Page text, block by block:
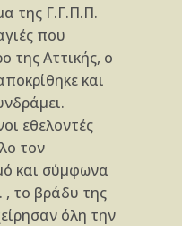
της Γ.Γ.Π.Π.
που
της Αττικής, ο
και
εθελοντές
τον
και σύμφωνα
, το βράδυ της
όλη την